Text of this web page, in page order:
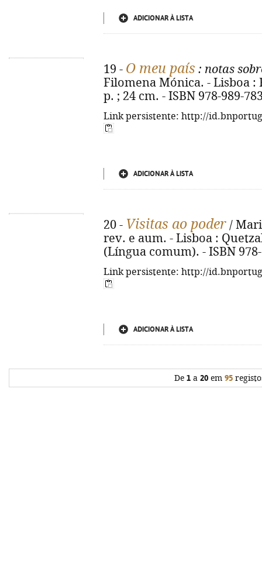
ADICIONAR À LISTA
19 - O meu país : notas
Filomena Mónica. - Lisboa :
p. ; 24 cm. - ISBN 978-989-
Link persistente: http://
ADICIONAR À LISTA
20 - Visitas ao poder /
rev. e aum. - Lisboa :
(Língua comum). - ISBN
Link persistente: http://
ADICIONAR À LISTA
De 1a 20em 95